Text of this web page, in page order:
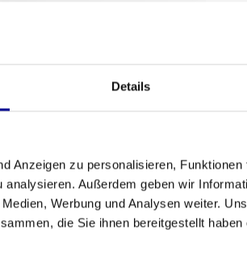
Details
Anzeigen zu personalisieren,
Außerdem geben wir
Werbung und Analysen weiter.
die Sie ihnen bereitgestellt
Der
Komfort entwickelt wurde. Dieses
Sie suchen, egal ob Sie Ihr Home-
Es ist ein wesentlicher Bestandteil